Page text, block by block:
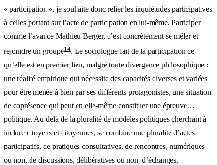
« participation », je souhaite donc relier les inquiétudes participatives
à celles portant sur l’acte de participation en lui-même. Participer,
comme l’avance Mathieu Berger, c’est concrètement se mêler et
rejoindre un groupe14. Le sociologue fait de la participation ce
qu’elle est en premier lieu, malgré toute divergence philosophique :
une réalité empirique qui nécessite des capacités diverses et variées
pour être menée à bien par ses différents protagonistes, une situation
de coprésence qui peut en elle-même constituer une épreuve…
politique. Au-delà de la pluralité de modèles politiques cherchant à
inclure citoyens et citoyennes, se combine une pluralité d’actes
participatifs, de pratiques consultatives, de rencontres, numériques
ou non, de discussions, délibératives ou non, d’échanges,